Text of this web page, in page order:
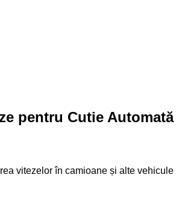
pentru Cutie
vitezelor în camioane și alte